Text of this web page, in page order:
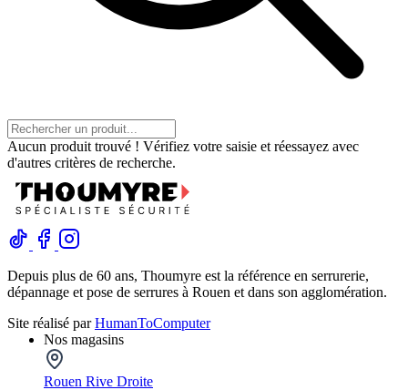
Aucun produit trouvé ! Vérifiez votre saisie et réessayez avec
d'autres critères de recherche.
Depuis plus de 60 ans, Thoumyre est la référence en serrurerie,
dépannage et pose de serrures à Rouen et dans son agglomération.
Site réalisé parHumanToComputer
Nos magasins
Rouen Rive Droite